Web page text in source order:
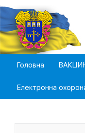
Головна
Електронна